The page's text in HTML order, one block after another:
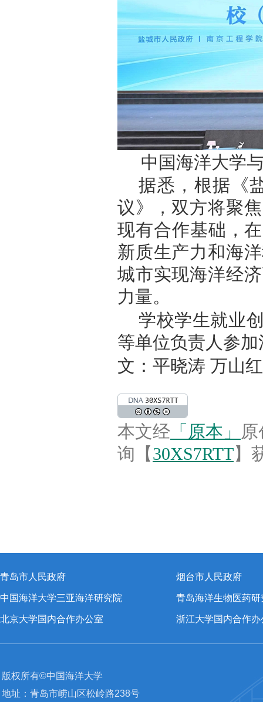
中国海洋大学
据悉，根据《
议》，双方将聚
现有合作基础，
新质生产力和海
城市实现海洋经
力量。
学校学生就业
等单位负责人参加
文：平晓涛 万山
本文经 「原本」
询【30XS7RTT】
青岛市人民政府 烟台市人民政府
中国海洋大学三亚海洋研究院 青岛海洋生物医药研
北京大学国内合作办公室 浙江大学国内合作办
版权所有©中国海洋大学
地址：青岛市崂山区松岭路238号